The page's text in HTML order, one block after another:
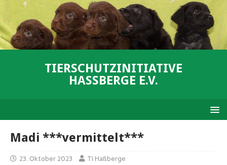
TIERSCHUTZINITIATIVE
HASSBERGE E.V.
Madi ***vermittelt***
23. Oktober 2023 TI Haßberge